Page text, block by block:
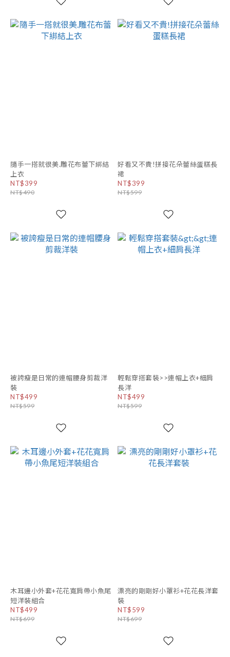
隨手一搭就很美.雕花布蕾下綁結
上衣
NT$399
NT$490
好看又不貴!拼接花朵蕾絲蛋糕長
裙
NT$399
NT$599
被誇瘦是日常的連帽腰身剪裁洋
裝
NT$499
NT$599
輕鬆穿搭套裝>>連帽上衣+細肩
長洋
NT$499
NT$599
木耳邊小外套+花花寬肩帶小魚尾
短洋裝組合
NT$499
NT$699
漂亮的剛剛好小罩衫+花花長洋套
裝
NT$599
NT$699